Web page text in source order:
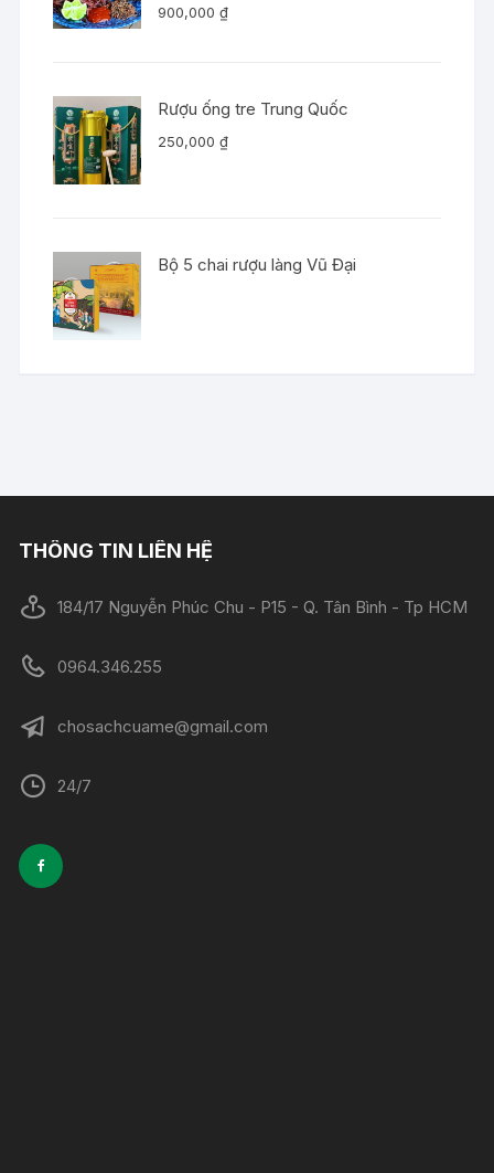
900,000₫
Rượu ống tre Trung Quốc
250,000₫
Bộ 5 chai rượu làng Vũ Đại
THÔNG TIN LIÊN HỆ
184/17 Nguyễn Phúc Chu - P15 - Q. Tân Bình - Tp HCM
0964.346.255
chosachcuame@gmail.com
24/7